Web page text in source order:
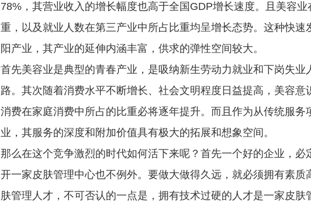
78%，其营业收入的增长幅度也高于全国GDP增长速度。且美容
重，以及就业人数在第三产业中所占比重均呈增长态势。这种快速
阳产业，其产业的延伸内涵丰富，供求的弹性空间较大。
首先美容业是典型的青春产业，是吸纳新生劳动力就业和下岗失业
路。其次随着消费水平不断增长、社会文明程度日益提高，美容意
消费在家庭消费中所占的比重必将逐年提升。而且作为从传统服务
业，其服务的深度和附加价值具有极大的拓展和想象空间。
那么在这个竞争激烈的时代如何活下来呢？首先一个好的企业，必
开一家皮肤管理中心也不例外。要做大做得久远，就必须拥有素质
肤管理人才，不可否认的一点是，拥有技术过硬的人才是一家皮肤